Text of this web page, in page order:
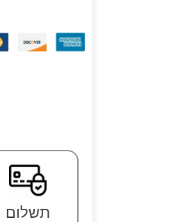
תשלום